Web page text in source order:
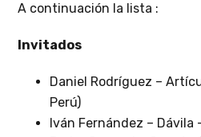
A continuación la lista :
Invitados
Daniel Rodríguez –
Perú)
Iván Fernández – Dávila